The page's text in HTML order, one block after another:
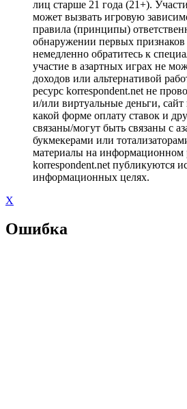
лиц старше 21 года (21+).
может вызвать игровую
правила (принципы)
обнаружении первых признаков
немедленно обратитесь к
участие в азартных играх не
доходов или альтернативой
ресурс korrespondent.net не
и/или виртуальные деньги,
какой форме оплату ставок и
связаны/могут быть связаны с
букмекерами или
материалы на информационном
korrespondent.net публикуются
информационных целях.
X
Ошибка